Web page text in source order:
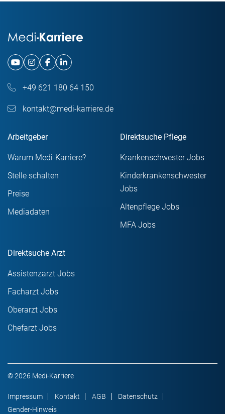
+49 621 180 64 150
kontakt@medi-karriere.de
Arbeitgeber
Warum Medi-Karriere?
Stelle schalten
Preise
Mediadaten
Direktsuche Pflege
Krankenschwester Jobs
Kinderkrankenschwester
Jobs
Altenpflege Jobs
MFA Jobs
Direktsuche Arzt
Assistenzarzt Jobs
Facharzt Jobs
Oberarzt Jobs
Chefarzt Jobs
© 2026 Medi-Karriere
Impressum Kontakt AGB
Datenschutz
Gender-Hinweis